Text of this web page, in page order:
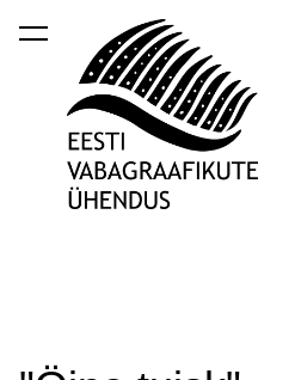
lisati ostukorvi.